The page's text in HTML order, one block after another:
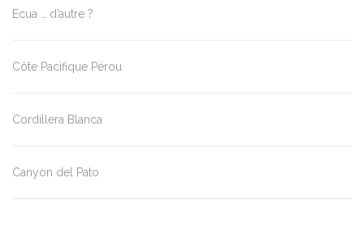
Ecua … d’autre ?
Côte Pacifique Pérou
Cordillera Blanca
Canyon del Pato